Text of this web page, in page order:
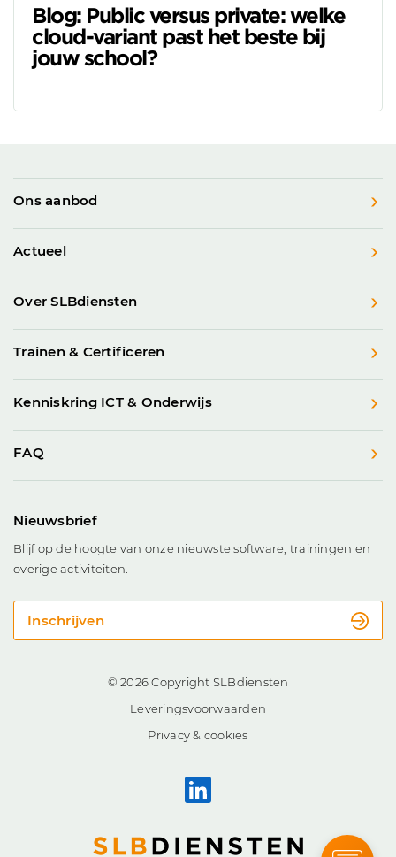
Blog: Public versus private: welke
cloud-variant past het beste bij
jouw school?
Ons aanbod
Actueel
Over SLBdiensten
Trainen & Certificeren
Kenniskring ICT & Onderwijs
FAQ
Nieuwsbrief
Blijf op de hoogte van onze nieuwste software, trainingen en
overige activiteiten.
Inschrijven
© 2026 Copyright SLBdiensten
Leveringsvoorwaarden
Privacy & cookies